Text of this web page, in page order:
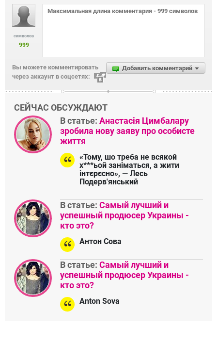
символов
999
Добавить комментарий
Вы можете комментировать
через аккаунт в соцсетях:
СЕЙЧАС ОБСУЖДАЮТ
В статье: Анастасія Цимбалару
зробила нову заяву про особисте
життя
«Тому, шо треба не всякой
х***ьой заніматься, а жити
інтєрєсно», — Лесь
Подерв'янський
В статье: Самый лучший и
успешный продюсер Украины -
кто это?
Антон Сова
В статье: Самый лучший и
успешный продюсер Украины -
кто это?
Anton Sova